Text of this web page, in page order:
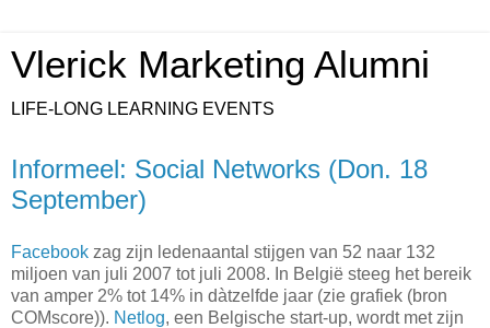
Vlerick Marketing Alumni
LIFE-LONG LEARNING EVENTS
Informeel: Social Networks (Don. 18
September)
Facebook zag zijn ledenaantal stijgen van 52 naar 132
miljoen van juli 2007 tot juli 2008. In België steeg het bereik
van amper 2% tot 14% in dàtzelfde jaar (zie grafiek (bron
COMscore)). Netlog, een Belgische start-up, wordt met zijn